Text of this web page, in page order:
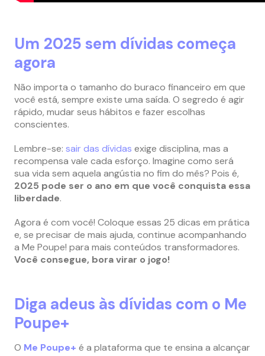
Um 2025 sem dívidas começa
agora
Não importa o tamanho do buraco financeiro em que
você está, sempre existe uma saída. O segredo é agir
rápido, mudar seus hábitos e fazer escolhas
conscientes.
Lembre-se: sair das dívidas exige disciplina, mas a
recompensa vale cada esforço. Imagine como será
sua vida sem aquela angústia no fim do mês? Pois é,
2025 pode ser o ano em que você conquista essa
liberdade.
Agora é com você! Coloque essas 25 dicas em prática
e, se precisar de mais ajuda, continue acompanhando
a Me Poupe! para mais conteúdos transformadores.
Você consegue, bora virar o jogo!
Diga adeus às dívidas com o Me
Poupe+
O Me Poupe+ é a plataforma que te ensina a alcançar